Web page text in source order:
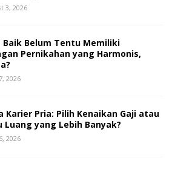
3, 2026
Baik Belum Tentu Memiliki
Pernikahan yang Harmonis,
2026
Karier Pria: Pilih Kenaikan Gaji atau
Luang yang Lebih Banyak?
2026